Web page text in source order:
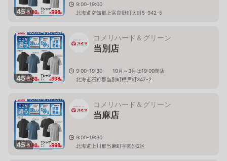
45枚
9:00-19:00
北海道空知郡上富良野町大町5-942-5
45枚
コメリハード＆グリーン
当別店
9:00-19:30 10月～3月は19:00閉店
北海道石狩郡当別町樺戸町347-2
45枚
コメリハード＆グリーン
当麻店
9:00-19:30
北海道上川郡当麻町宇園別2区